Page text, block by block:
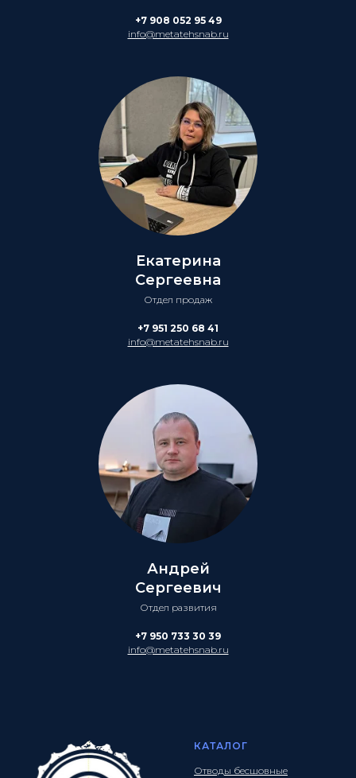
+7 908 052 95 49
info@metatehsnab.ru
Екатерина
Сергеевна
Отдел продаж
+7 951 250 68 41
info@metatehsnab.ru
Андрей
Сергеевич
Отдел развития
+7 950 733 30 39
info@metatehsnab.ru
КАТАЛОГ
Отводы бесшовные